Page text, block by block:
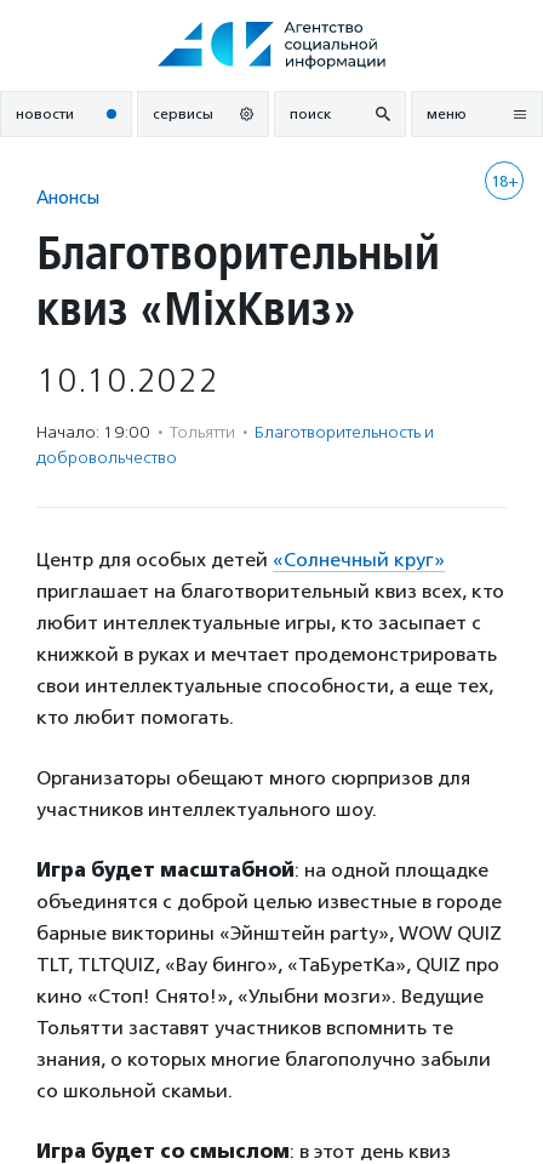
новости сервисы поиск меню
18+
Анонсы
Благотворительный
квиз «MixКвиз»
10.10.2022
Начало: 19:00 · Тольятти · Благотвори­тель­ность и
доброволь­чест­во
Центр для особых детей «Солнечный круг»
приглашает на благотворительный квиз всех, кто
любит интеллектуальные игры, кто засыпает с
книжкой в руках и мечтает продемонстрировать
свои интеллектуальные способности, а еще тех,
кто любит помогать.
Организаторы обещают много сюрпризов для
участников интеллектуального шоу.
Игра будет масштабной: на одной площадке
объединятся с доброй целью известные в городе
барные викторины «Эйнштейн party», WOW QUIZ
TLT, TLTQUIZ, «Вау бинго», «ТаБуретКа», QUIZ про
кино «Стоп! Снято!», «Улыбни мозги». Ведущие
Тольятти заставят участников вспомнить те
знания, о которых многие благополучно забыли
со школьной скамьи.
Игра будет со смыслом: в этот день квиз